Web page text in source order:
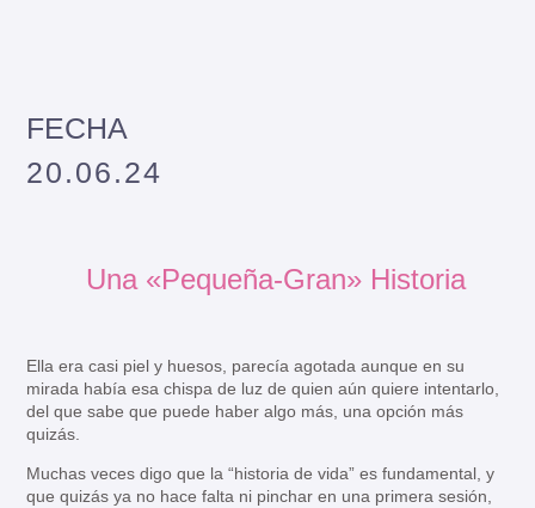
FECHA
20.06.24
Una «pequeña-Gran» Historia
Ella era casi piel y huesos, parecía agotada aunque en su
mirada había esa chispa de luz de quien aún quiere intentarlo,
del que sabe que puede haber algo más, una opción más
quizás.
Muchas veces digo que la “historia de vida” es fundamental, y
que quizás ya no hace falta ni pinchar en una primera sesión,